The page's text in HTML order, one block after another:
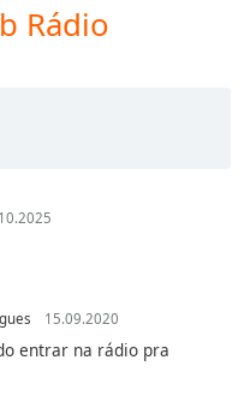
Rádio
15.09.2020
entrar na rádio pra